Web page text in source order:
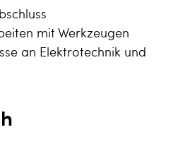
mit Werkzeugen
an Elektrotechnik und